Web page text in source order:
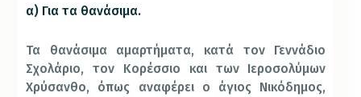
α) Για τα θανάσιμα.
Τα θανάσιμα αμαρτήματα, κατά τον Γεννάδιο
Σχολάριο, τον Κορέσσιο και των Ιεροσολύμων
Χρύσανθο, όπως αναφέρει ο άγιος Νικόδημος,